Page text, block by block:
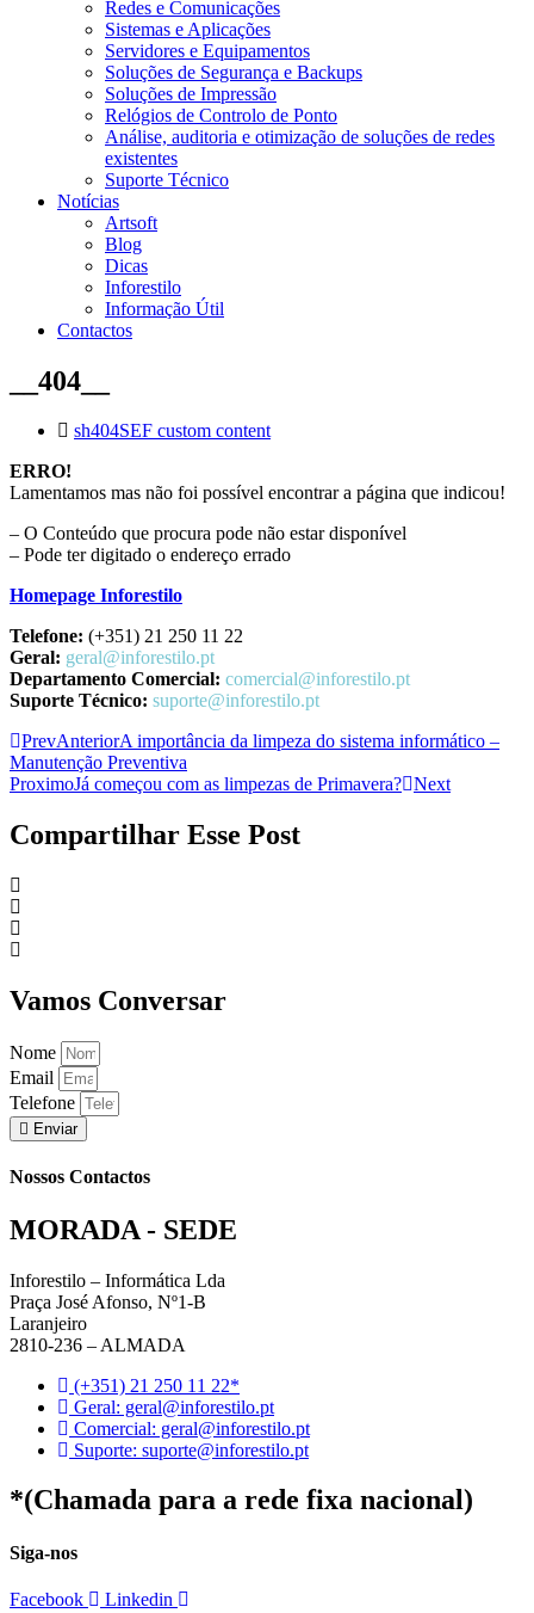
Redes e Comunicações
Sistemas e Aplicações
Servidores e Equipamentos
Soluções de Segurança e Backups
Soluções de Impressão
Relógios de Controlo de Ponto
Análise, auditoria e otimização de soluções de redes
existentes
Suporte Técnico
Notícias
Artsoft
Blog
Dicas
Inforestilo
Informação Útil
Contactos
__404__
sh404SEF custom content
ERRO!
Lamentamos mas não foi possível encontrar a página que indicou!
– O Conteúdo que procura pode não estar disponível
– Pode ter digitado o endereço errado
Homepage Inforestilo
Telefone: (+351) 21 250 11 22
Geral: geral@inforestilo.pt
Departamento Comercial: comercial@inforestilo.pt
Suporte Técnico: suporte@inforestilo.pt
PrevAnteriorA importância da limpeza do sistema informático –
Manutenção Preventiva
ProximoJá começou com as limpezas de Primavera? Next
Compartilhar Esse Post
Vamos Conversar
Nome
Email
Telefone
Enviar
Nossos Contactos
MORADA - SEDE
Inforestilo – Informática Lda
Praça José Afonso, Nº1-B
Laranjeiro
2810-236 – ALMADA
(+351) 21 250 11 22*
Geral: geral@inforestilo.pt
Comercial: geral@inforestilo.pt
Suporte: suporte@inforestilo.pt
*(Chamada para a rede fixa nacional)
Siga-nos
Facebook Linkedin